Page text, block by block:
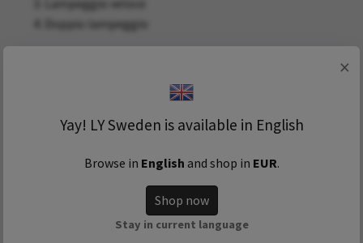
Doppio lampeggio
(15 ore di autonomia)
Per funzionare in modo ottimale, la lampada solare ha
bisogno di sufficiente luce naturale per caricare la batteria.
×
Yay! LY Sweden is available in English
Browse in English and shop in EUR.
Shop now
Stay in current language